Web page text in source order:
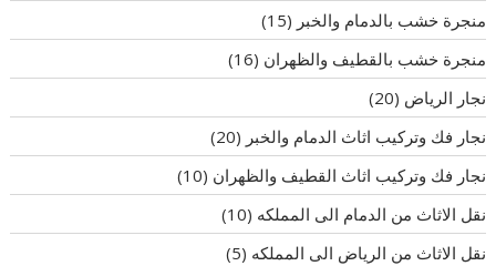
منجرة خشب بالدمام والخبر (15)
منجرة خشب بالقطيف والظهران (16)
نجار الرياض (20)
نجار فك وتركيب اثاث الدمام والخبر (20)
نجار فك وتركيب اثاث القطيف والظهران (10)
نقل الاثاث من الدمام الى المملكه (10)
نقل الاثاث من الرياض الى المملكه (5)